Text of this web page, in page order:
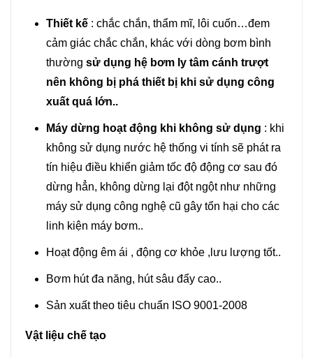
Thiết kế : chắc chắn, thẩm mĩ, lôi cuốn…đem
cảm giác chắc chắn, khác với dòng bơm bình
thường sử dụng hệ bơm ly tâm cánh trượt
nên không bị phá thiết bị khi sử dụng công
xuất quá lớn..
Máy dừng hoạt động khi không sử dụng : khi
không sử dụng nước hệ thống vi tính sẽ phát ra
tín hiệu điều khiển giảm tốc độ động cơ sau đó
dừng hẳn, không dừng lại đột ngột như những
máy sử dụng công nghệ cũ gây tổn hại cho các
linh kiện máy bơm..
Hoạt động êm ái , động cơ khỏe ,lưu lượng tốt..
Bơm hút đa năng, hút sâu đẩy cao..
Sản xuất theo tiêu chuẩn ISO 9001-2008
Vật liệu chế tạo